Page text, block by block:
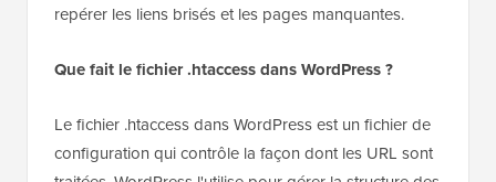
repérer les liens brisés et les pages manquantes.
Que fait le fichier .htaccess dans WordPress ?
Le fichier .htaccess dans WordPress est un fichier de
configuration qui contrôle la façon dont les URL sont